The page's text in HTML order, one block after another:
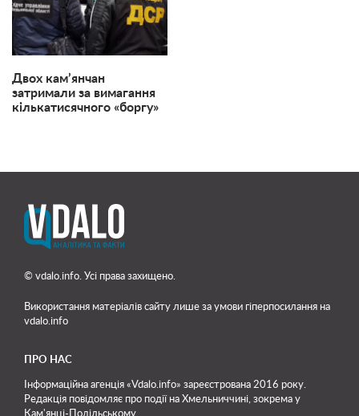
Двох кам’янчан
затримали за вимагання
кількатисячного «боргу»
© vdalo.info. Усі права захищено.
Використання матеріалів сайту лише за умови гіперпосилання на
vdalo.info
ПРО НАС
Інформаційна агенція «Vdalo.info» зареєстрована 2016 року.
Редакція повідомляє про події на Хмельниччині, зокрема у
Кам'янці-Подільському.